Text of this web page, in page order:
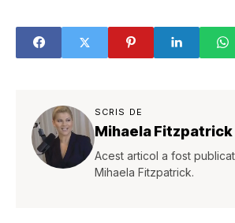
SCRIS DE
Mihaela Fitzpatrick
Acest articol a fost
Mihaela Fitzpatrick.